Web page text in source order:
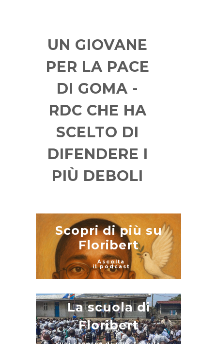
UN GIOVANE
PER LA PACE
DI GOMA -
RDC CHE HA
SCELTO DI
DIFENDERE I
PIÙ DEBOLI
Scopri di più su
Floribert
Ascolta
il podcast
La scuola di
Floribert